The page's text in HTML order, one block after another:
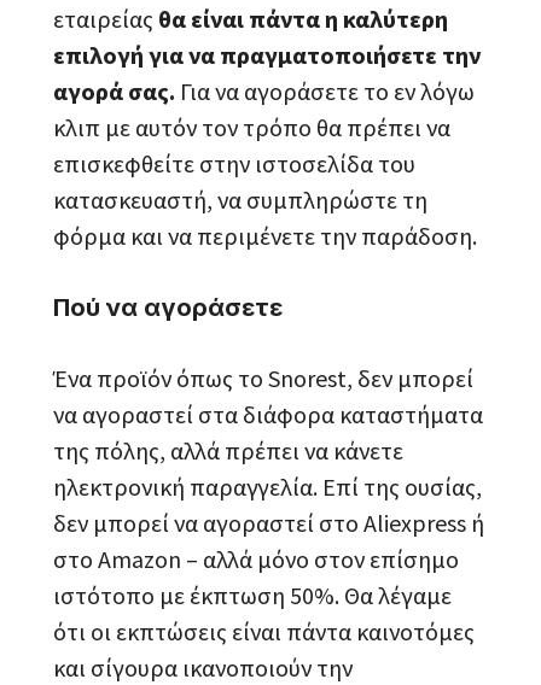
εταιρείας θα είναι πάντα η καλύτερη
επιλογή για να πραγματοποιήσετε την
αγορά σας. Για να αγοράσετε το εν λόγω
κλιπ με αυτόν τον τρόπο θα πρέπει να
επισκεφθείτε στην ιστοσελίδα του
κατασκευαστή, να συμπληρώστε τη
φόρμα και να περιμένετε την παράδοση.
Πού να αγοράσετε
Ένα προϊόν όπως το Snorest, δεν μπορεί
να αγοραστεί στα διάφορα καταστήματα
της πόλης, αλλά πρέπει να κάνετε
ηλεκτρονική παραγγελία. Επί της ουσίας,
δεν μπορεί να αγοραστεί στο Aliexpress ή
στο Amazon – αλλά μόνο στον επίσημο
ιστότοπο με έκπτωση 50%. Θα λέγαμε
ότι οι εκπτώσεις είναι πάντα καινοτόμες
και σίγουρα ικανοποιούν την